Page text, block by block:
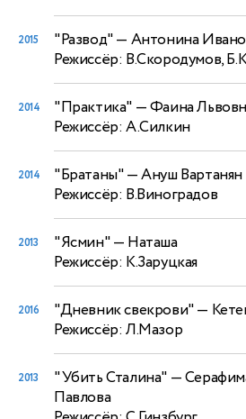
2015 "Развод"— Антонина
Режиссёр: В.Скородумов,
2014 "Практика" — Фаина
Режиссёр: А.Силкин
2014 "Братаны"— Ануш Вартанян
Режиссёр: В.Виноградов
2013 "Ясмин"— Наташа
Режиссёр: К.Заруцкая
2016 "Дневник свекрови"—
Режиссёр: Л.Мазор
2013 "Убить Сталина" —
Павлова